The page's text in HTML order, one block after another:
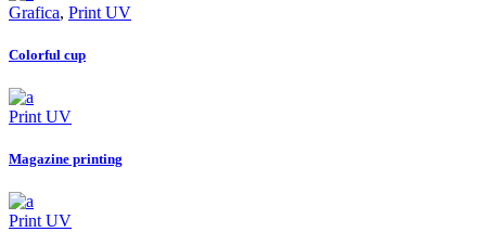
Grafica, Print UV
Colorful cup
Print UV
Magazine printing
Print UV